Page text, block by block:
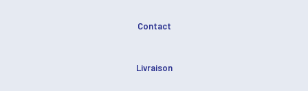
Contact
Livraison